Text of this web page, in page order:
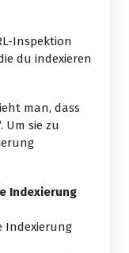
Inspektion
du indexieren
man, dass
Um sie zu
Indexierung
Indexierung